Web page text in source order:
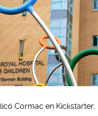
Cormac en Kickstarter: